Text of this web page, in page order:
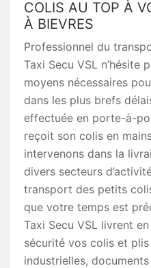
COLIS AU TOP À
À BIEVRES
Professionnel du
Taxi Secu VSL n’hésite
moyens nécessaires
dans les plus brefs
effectuée en porte-à-
reçoit son colis en
intervenons dans la
divers secteurs
transport des petits
que votre temps est
Taxi Secu VSL livrent
sécurité vos colis et
industrielles,